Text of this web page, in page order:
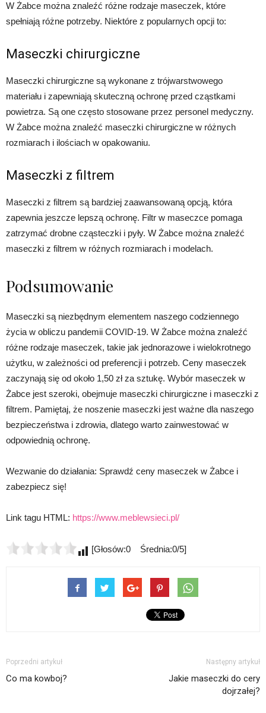
W Żabce można znaleźć różne rodzaje maseczek, które
spełniają różne potrzeby. Niektóre z popularnych opcji to:
Maseczki chirurgiczne
Maseczki chirurgiczne są wykonane z trójwarstwowego
materiału i zapewniają skuteczną ochronę przed cząstkami
powietrza. Są one często stosowane przez personel medyczny.
W Żabce można znaleźć maseczki chirurgiczne w różnych
rozmiarach i ilościach w opakowaniu.
Maseczki z filtrem
Maseczki z filtrem są bardziej zaawansowaną opcją, która
zapewnia jeszcze lepszą ochronę. Filtr w maseczce pomaga
zatrzymać drobne cząsteczki i pyły. W Żabce można znaleźć
maseczki z filtrem w różnych rozmiarach i modelach.
Podsumowanie
Maseczki są niezbędnym elementem naszego codziennego
życia w obliczu pandemii COVID-19. W Żabce można znaleźć
różne rodzaje maseczek, takie jak jednorazowe i wielokrotnego
użytku, w zależności od preferencji i potrzeb. Ceny maseczek
zaczynają się od około 1,50 zł za sztukę. Wybór maseczek w
Żabce jest szeroki, obejmuje maseczki chirurgiczne i maseczki z
filtrem. Pamiętaj, że noszenie maseczki jest ważne dla naszego
bezpieczeństwa i zdrowia, dlatego warto zainwestować w
odpowiednią ochronę.
Wezwanie do działania: Sprawdź ceny maseczek w Żabce i
zabezpiecz się!
Link tagu HTML: https://www.meblewsieci.pl/
[Głosów:0 Średnia:0/5]
Poprzedni artykuł
Co ma kowboj?
Następny artykuł
Jakie maseczki do cery
dojrzałej?